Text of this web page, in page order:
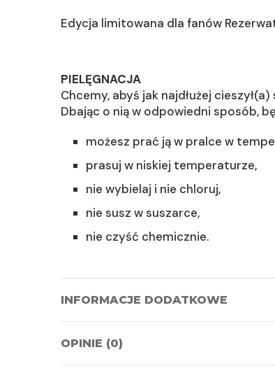
Edycja limitowana dla fanów
PIELĘGNACJA
Chcemy, abyś jak najdłużej cieszył(a)
Dbając o nią w odpowiedni sposób,
możesz prać ją w pralce w
prasuj w niskiej temperaturze,
nie wybielaj i nie chloruj,
nie susz w suszarce,
nie czyść chemicznie.
INFORMACJE DODATKOWE
OPINIE (0)